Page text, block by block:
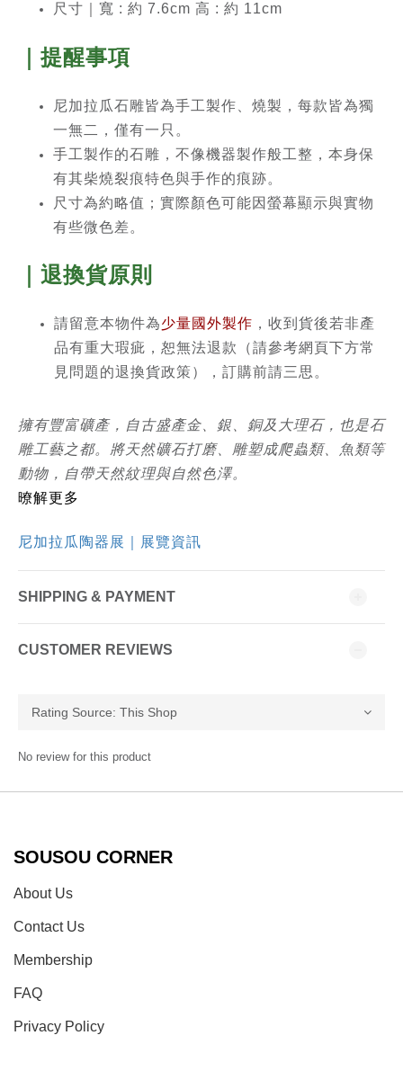
尺寸｜寬 : 約 7.6cm 高 : 約 11cm
｜提醒事項
尼加拉瓜石雕皆為手工製作、燒製，每款皆為獨
一無二，僅有一只。
手工製作的石雕，不像機器製作般工整，本身保
有其柴燒裂痕特色與手作的痕跡。
尺寸為約略值；實際顏色可能因螢幕顯示與實物
有些微色差。
｜退換貨原則
請留意本物件為少量國外製作 ，收到貨後若非產
品有重大瑕疵，恕無法退款（請參考網頁下方常
見問題的退換貨政策），訂購前請三思。
擁有豐富礦產，自古盛產金、銀、銅及大理石，也是石
雕工藝之都。將天然礦石打磨、雕塑成爬蟲類、魚類等
動物，自帶天然紋理與自然色澤。
暸解更多
尼加拉瓜陶器展｜展覽資訊
SHIPPING & PAYMENT
CUSTOMER REVIEWS
No review for this product
SOUSOU CORNER
About Us
Contact Us
Membership
FAQ
Privacy Policy